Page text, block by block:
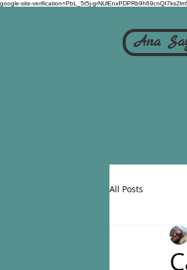
google-site-verification=PbL_5t5j-
Ana
All Posts